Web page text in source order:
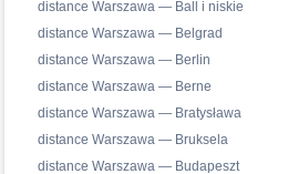
distance Warszawa — Ball i niskie
distance Warszawa — Belgrad
distance Warszawa — Berlin
distance Warszawa — Berne
distance Warszawa — Bratysława
distance Warszawa — Bruksela
distance Warszawa — Budapeszt